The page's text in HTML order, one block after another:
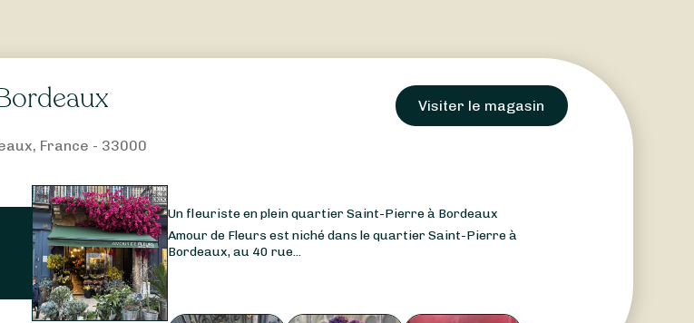
Visiter le magasin
France - 33000
Un fleuriste en plein quartier Saint-Pierre à Bordeaux
Amour de Fleurs est niché dans le quartier Saint-Pierre à
Bordeaux, au 40 rue...